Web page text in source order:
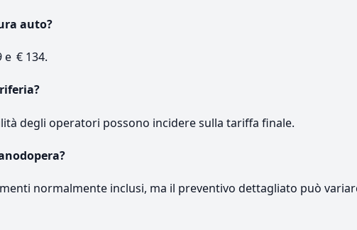
auto?
€ 134.
degli operatori possono incidere sulla tariffa finale.
normalmente inclusi, ma il preventivo dettagliato può